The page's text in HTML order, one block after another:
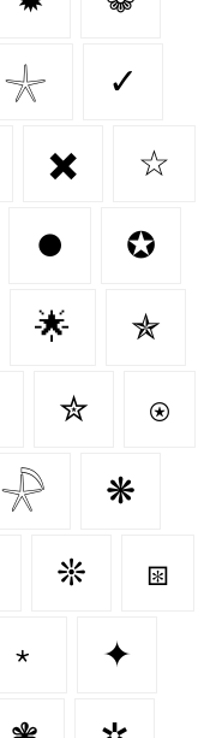
𓇼 ✓
✖️ ☆
⏺️ ✪
🌟 ✯
✮ ⍟
𓇻 ❋
❊ ⧆
﹡ ✦